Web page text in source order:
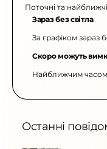
Поточні та
Зараз без світла
За графіком зараз
Скоро можуть
Найближчим часом
Останні